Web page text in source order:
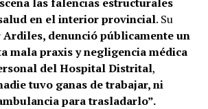
en el interior provincial. Su
denunció públicamente un
mala praxis y negligencia médica
del Hospital Distrital,
tuvo ganas de trabajar, ni
para trasladarlo”.